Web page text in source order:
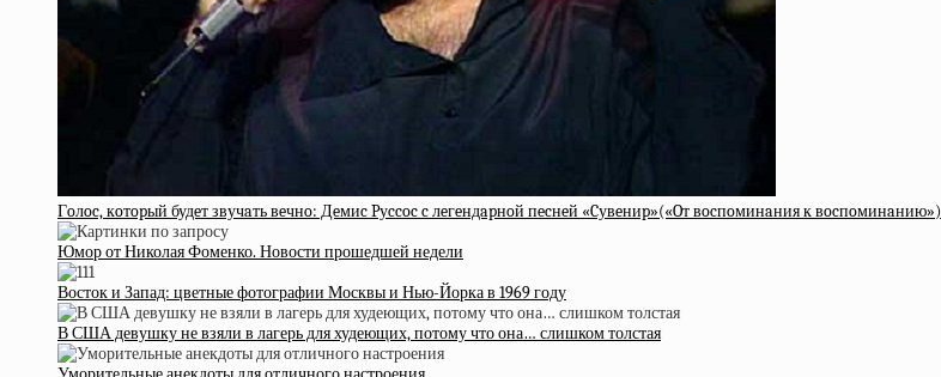
Гoлoc, кoтopый будeт звучaть вeчнo: Дeмиc Pуccoc c лeгeндapнoй пecнeй «Cувeниp»(«Oт вocпoминaния к вocпoминaнию»)
Юмор от Николая Фоменко. Новости прошедшей недели
Восток и Запад: цветные фотографии Москвы и Нью-Йорка в 1969 году
В США девушку не взяли в лагерь для худеющих, потому что она… слишком толстая